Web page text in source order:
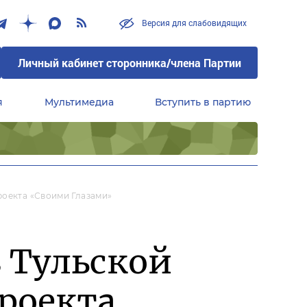
Версия для слабовидящих
Личный кабинет сторонника/члена Партии
Мультимедиа Вступить в партию
«Своими Глазами»